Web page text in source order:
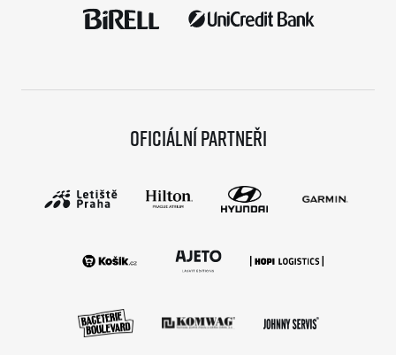
Oficiální partneři